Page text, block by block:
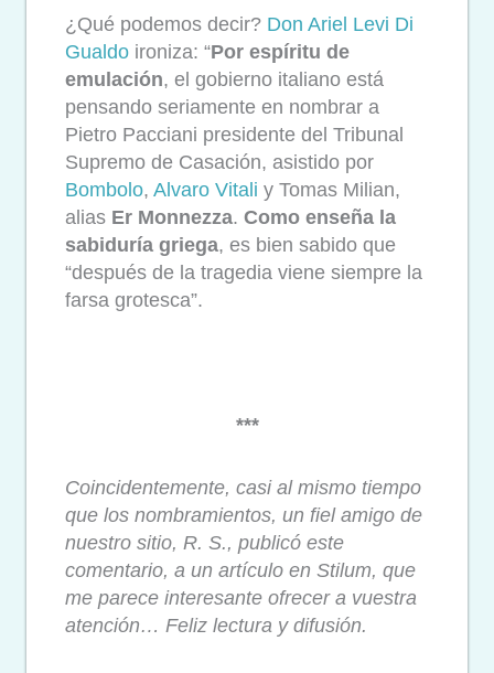
¿Qué podemos decir? Don Ariel Levi Di
Gualdo ironiza: “Por espíritu de
emulación, el gobierno italiano está
pensando seriamente en nombrar a
Pietro Pacciani presidente del Tribunal
Supremo de Casación, asistido por
Bombolo, Alvaro Vitali y Tomas Milian,
alias Er Monnezza. Como enseña la
sabiduría griega, es bien sabido que
“después de la tragedia viene siempre la
farsa grotesca”.
***
Coincidentemente, casi al mismo tiempo
que los nombramientos, un fiel amigo de
nuestro sitio, R. S., publicó este
comentario, a un artículo en Stilum, que
me parece interesante ofrecer a vuestra
atención… Feliz lectura y difusión.